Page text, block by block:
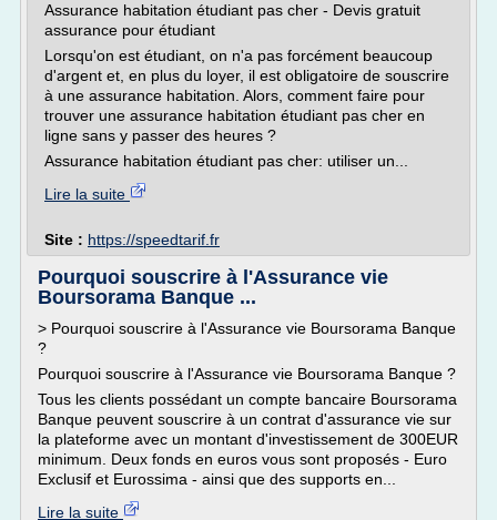
Assurance habitation étudiant pas cher - Devis gratuit
assurance pour étudiant
Lorsqu'on est étudiant, on n'a pas forcément beaucoup
d'argent et, en plus du loyer, il est obligatoire de souscrire
à une assurance habitation. Alors, comment faire pour
trouver une assurance habitation étudiant pas cher en
ligne sans y passer des heures ?
Assurance habitation étudiant pas cher: utiliser un...
Lire la suite
Site : https://speedtarif.fr
Pourquoi souscrire à l'Assurance vie
Boursorama Banque ...
> Pourquoi souscrire à l'Assurance vie Boursorama Banque
?
Pourquoi souscrire à l'Assurance vie Boursorama Banque ?
Tous les clients possédant un compte bancaire Boursorama
Banque peuvent souscrire à un contrat d'assurance vie sur
la plateforme avec un montant d'investissement de 300EUR
minimum. Deux fonds en euros vous sont proposés - Euro
Exclusif et Eurossima - ainsi que des supports en...
Lire la suite